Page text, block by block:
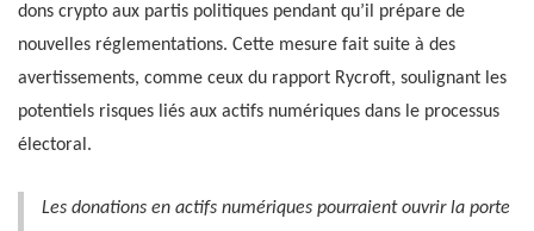
dons crypto aux partis politiques pendant qu’il prépare de
nouvelles réglementations. Cette mesure fait suite à des
avertissements, comme ceux du rapport Rycroft, soulignant les
potentiels risques liés aux actifs numériques dans le processus
électoral.
Les donations en actifs numériques pourraient ouvrir la porte